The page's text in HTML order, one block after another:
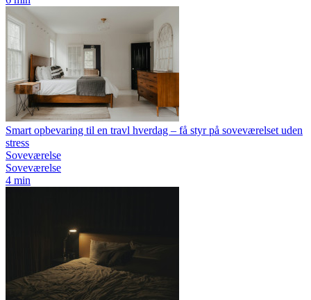
Smart opbevaring til en travl hverdag – få styr på soveværelset uden
stress
Soveværelse
Soveværelse
4 min